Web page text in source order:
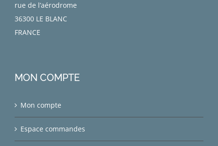
rue de l’aérodrome
36300 LE BLANC
FRANCE
MON COMPTE
Mon compte
Espace commandes